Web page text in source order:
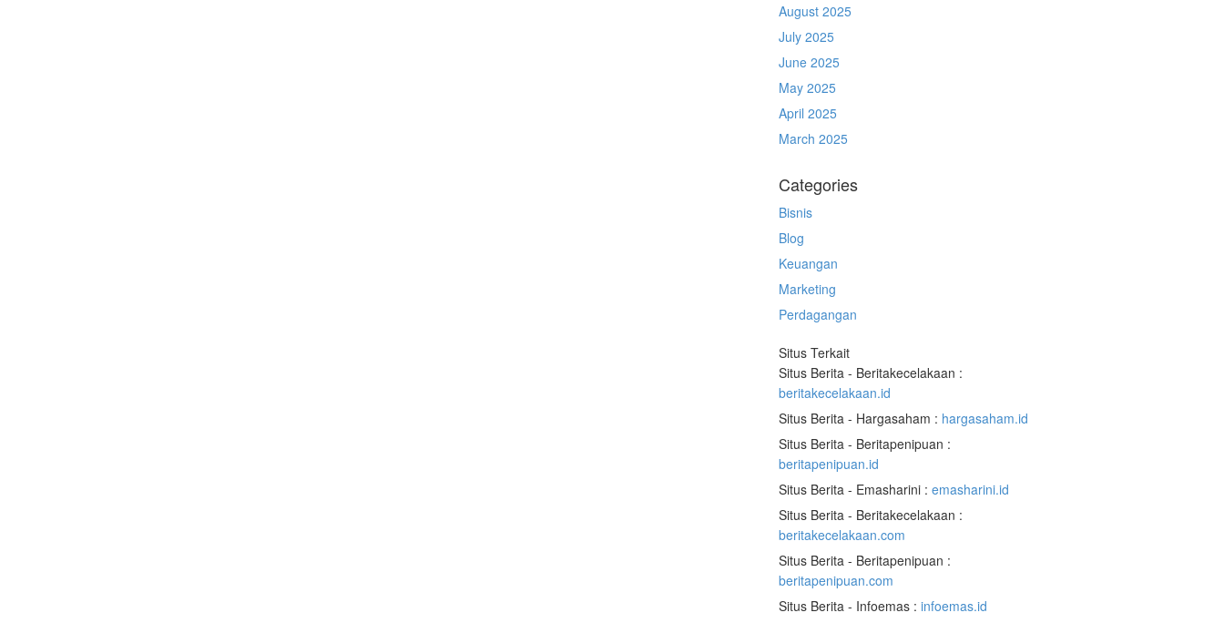
August 2025
July 2025
June 2025
May 2025
April 2025
March 2025
Categories
Bisnis
Blog
Keuangan
Marketing
Perdagangan
Situs Terkait
Situs Berita - Beritakecelakaan :
beritakecelakaan.id
Situs Berita - Hargasaham : hargasaham.id
Situs Berita - Beritapenipuan :
beritapenipuan.id
Situs Berita - Emasharini :emasharini.id
Situs Berita - Beritakecelakaan :
beritakecelakaan.com
Situs Berita - Beritapenipuan :
beritapenipuan.com
Situs Berita - Infoemas :infoemas.id